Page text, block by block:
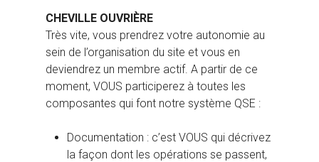
CHEVILLE OUVRIÈRE
Très vite, vous prendrez votre autonomie au
sein de l’organisation du site et vous en
deviendrez un membre actif. A partir de ce
moment, VOUS participerez à toutes les
composantes qui font notre système QSE :
Documentation : c’est VOUS qui décrivez
la façon dont les opérations se passent,